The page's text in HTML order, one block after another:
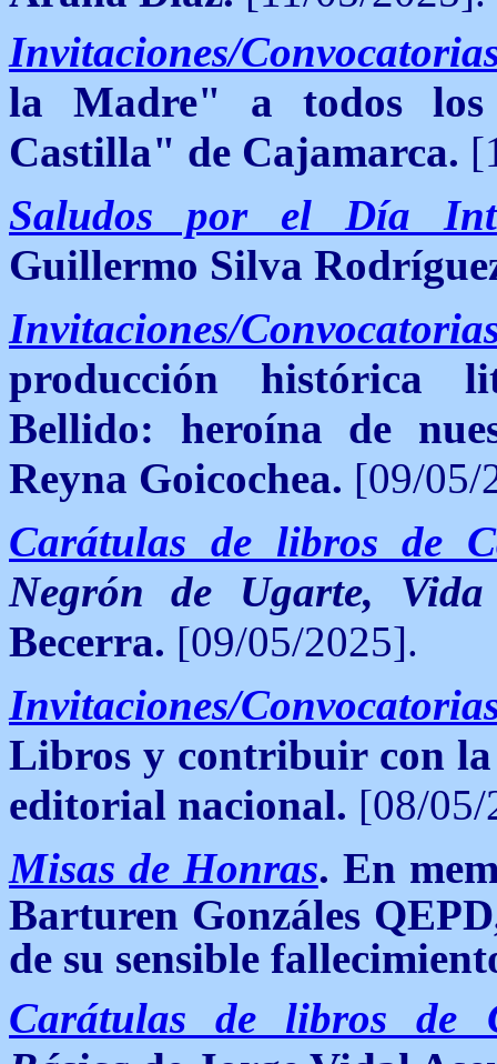
Invitaciones/
la Madre" a todos
Castilla" de Cajamarca.
Saludos por el Día
Guillermo Silva
Invitaciones/
producción histórica
Bellido: heroína de
Reyna Goicochea. [09/05/
Carátulas de libros de
Negrón de Ugarte,
Becerra. [09/05/2025].
Invitaciones/
Libros y contribuir con
editorial nacional. [08/
Misas de Honras. En
Barturen Gonzáles
de su sensible
Carátulas de libros de